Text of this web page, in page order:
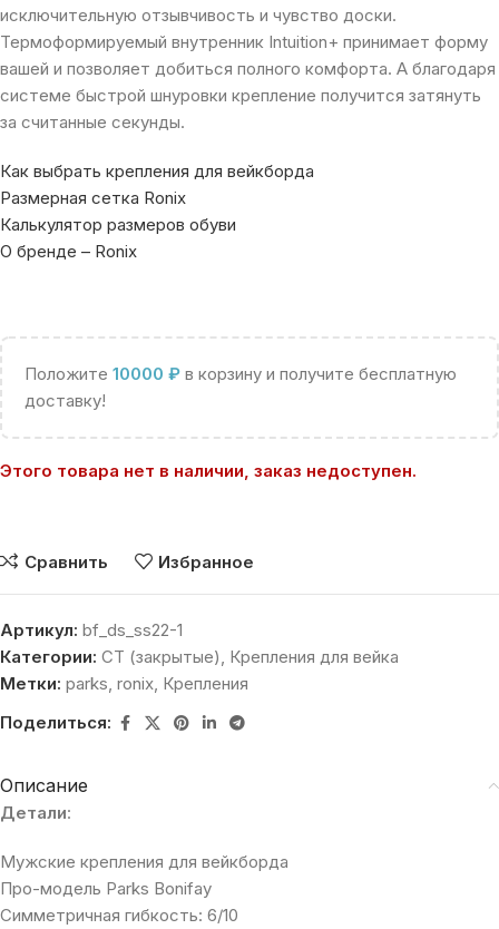
исключительную отзывчивость и чувство доски.
Термоформируемый внутренник Intuition+ принимает форму
вашей и позволяет добиться полного комфорта. А благодаря
системе быстрой шнуровки крепление получится затянуть
за считанные секунды.
Как выбрать крепления для вейкборда
Размерная сетка Ronix
Калькулятор размеров обуви
О бренде – Ronix
Положите 10000 ₽ в корзину и получите бесплатную
доставку!
Этого товара нет в наличии, заказ недоступен.
Сравнить Избранное
Артикул: bf_ds_ss22-1
Категории: CT (закрытые) Крепления для вейка
Метки: parks ronix Крепления
Поделиться:
Описание
Детали:
Мужские крепления для вейкборда
Про-модель Parks Bonifay
Симметричная гибкость: 6/10